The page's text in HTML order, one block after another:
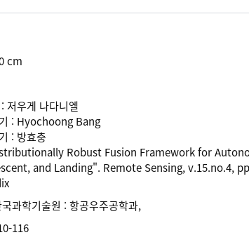
cm
저우게 나다니엘
: Hyochoong Bang
: 방효충
Robust Fusion Framework for
and Landing". Remote Sensing, v.15.no.4,
과학기술원 : 항공우주공학과,
116